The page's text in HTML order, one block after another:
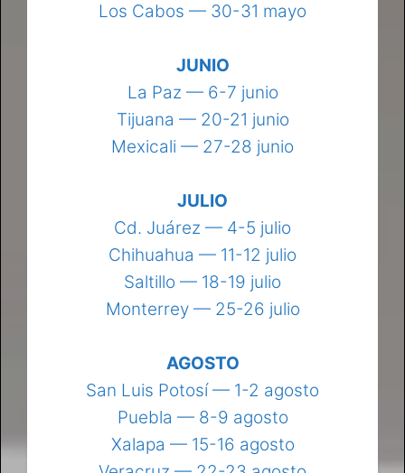
Los Cabos — 30-31 mayo
JUNIO
La Paz — 6-7 junio
Tijuana — 20-21 junio
Mexicali — 27-28 junio
JULIO
Cd. Juárez — 4-5 julio
Chihuahua — 11-12 julio
Saltillo — 18-19 julio
Monterrey — 25-26 julio
AGOSTO
San Luis Potosí — 1-2 agosto
Puebla — 8-9 agosto
Xalapa — 15-16 agosto